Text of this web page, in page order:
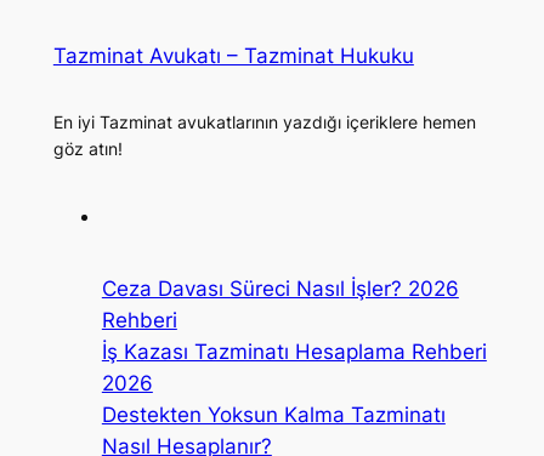
Tazminat Avukatı – Tazminat Hukuku
En iyi Tazminat avukatlarının yazdığı içeriklere hemen
göz atın!
Ceza Davası Süreci Nasıl İşler? 2026
Rehberi
İş Kazası Tazminatı Hesaplama Rehberi
2026
Destekten Yoksun Kalma Tazminatı
Nasıl Hesaplanır?